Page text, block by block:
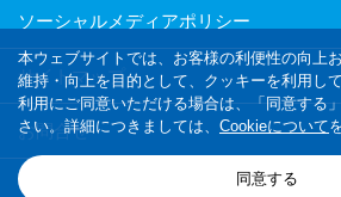
本ウェブサイトでは、お客様の利便性の向上
維持・向上を目的として、クッキーを利用し
利用にご同意いただける場合は、「同意する
さい。詳細につきましては、 Cookieについて
同意する
ソーシャルメディアポリシー
サイトマップ
お問合せ
2026 UNITIKA LTD. All